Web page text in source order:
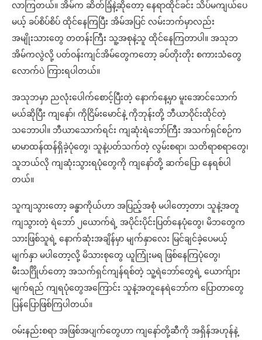
လာကြတယ်။ အိမ်က ဆိတ်ခြံနဲ့ဆိုတော့ နေရာထိုင်ခင်း သိပ်မကျယ်ပေ
မယ့် ခပ်စိပ်စိပ် ထိုင်နေကြပြီး အိမ်အပြင် လမ်းဘက်မှာလည်း
အမျိုးသားတွေ တတန်းကြီး သူ့အစုနဲ့သူ ထိုင်နေကြတာပါ။ အသုဘ
အိမ်ကလွဲလို့ ပတ်ဝန်းကျင်အိမ်တွေကတော့ ခပ်တိုးတိုး စကားသံတွေ
လောက်ပဲ ကြားရပါတယ်။
အသုဘမှာ ညလုံးပေါက်စောင့်ပြီးတဲ့ နောက်နေ့မှာ မူးအောင်သောက်
မယ်ဆိုပြီး ကျနော်၊ ကိုငြိမ်းမောင်နဲ့ ကိုဘုန်းတို့ ဘီယာဝိုင်းထိုင်တဲ့
သဘောပါ။ ဘီယာသောက်ရင်း ကျဆုံးရဲဘော်ကြီး အသက်ရှင်စဉ်က
မာမာထန်ထန်ရှိခဲ့ပုံတွေ၊ သူနဲ့ပတ်သက်တဲ့ လွမ်းစရာ၊ သတိရာစရာတွေ၊
သူဘယ်လို ကျဆုံးသွားရပုံတွေကို ကျနော်တို့ ဆက်ပြော နေရစ်ပါ
တယ်။
သူကျသွားတော့ ခန္ဓာကိုယ်ဟာ အပြည့်အစုံ မပါတော့တာ၊ သူနဲ့အတူ
ကျသွားတဲ့ ရဲဘော် ၂ယောက်ရဲ့ အပိုင်းပိုင်းပြတ်နေပုံတွေ၊ မိဘတွေက
သားဖြစ်သူရဲ့ နောက်ဆုံးအချိန်မှာ မျက်နှာလေး မြင်ချင်ခဲ့ပေမယ့်
မျက်နှာ မပါတော့လို့ မိသားစုတွေ ယူကြုံးမရ ဖြစ်နေကြပုံတွေ၊
မီးသင်္ဂြိုဟ်တော့ အသက်ရှင်ကျန်ရစ်တဲ့ သူ့ရဲဘော်တွေရဲ့ ယောက်ျား
မျက်ရည် ကျရပုံတွေအကြောင်း သူနဲ့အတူနေရဲဘော်က ပြောတာတွေ
ပြန်ပြောဖြစ်ကြပါတယ်။
ဝမ်းနည်းစရာ အဖြစ်အပျက်တွေဟာ ကျနော်တို့ဆီကို အရှိန်အဟုန်နဲ့